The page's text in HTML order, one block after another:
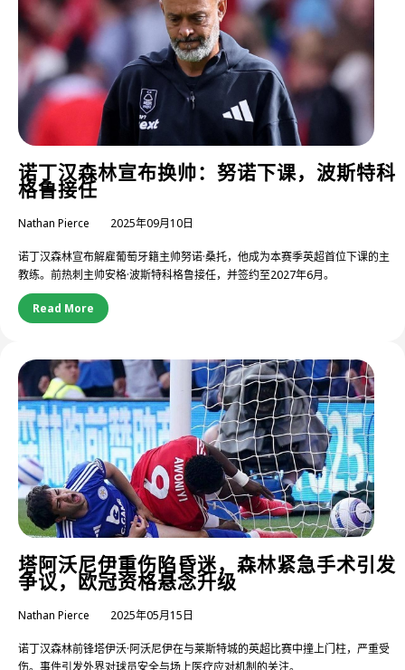
诺丁汉森林宣布换帅：努诺下课，波斯特科
格鲁接任
Nathan Pierce 2025年09月10日
诺丁汉森林宣布解雇葡萄牙籍主帅努诺·桑托，他成为本赛季英超首位下课的主
教练。前热刺主帅安格·波斯特科格鲁接任，并签约至2027年6月。
Read More
塔阿沃尼伊重伤陷昏迷，森林紧急手术引发
争议，欧冠资格悬念升级
Nathan Pierce 2025年05月15日
诺丁汉森林前锋塔伊沃·阿沃尼伊在与莱斯特城的英超比赛中撞上门柱，严重受
伤。事件引发外界对球员安全与场上医疗应对机制的关注。